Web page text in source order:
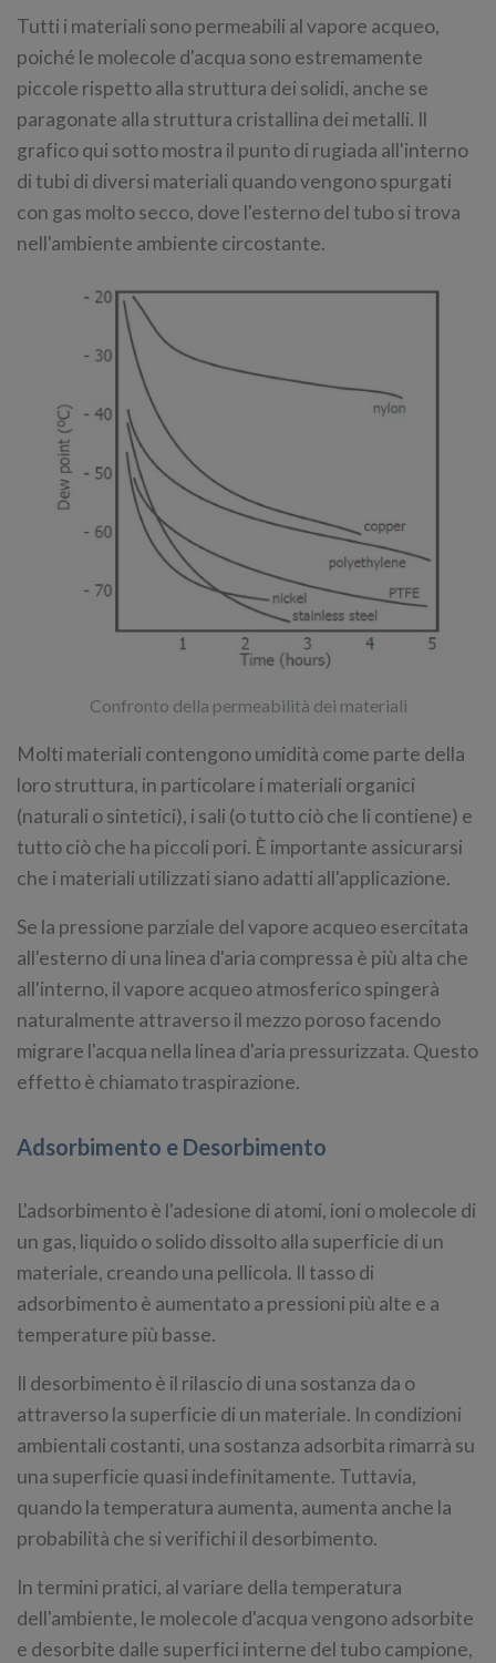
Tutti i materiali sono permeabili al vapore acqueo,
poiché le molecole d'acqua sono estremamente
piccole rispetto alla struttura dei solidi, anche se
paragonate alla struttura cristallina dei metalli. Il
grafico qui sotto mostra il punto di rugiada all'interno
di tubi di diversi materiali quando vengono spurgati
con gas molto secco, dove l'esterno del tubo si trova
nell'ambiente ambiente circostante.
Confronto della permeabilità dei materiali
Molti materiali contengono umidità come parte della
loro struttura, in particolare i materiali organici
(naturali o sintetici), i sali (o tutto ciò che li contiene) e
tutto ciò che ha piccoli pori. È importante assicurarsi
che i materiali utilizzati siano adatti all'applicazione.
Se la pressione parziale del vapore acqueo esercitata
all'esterno di una linea d'aria compressa è più alta che
all'interno, il vapore acqueo atmosferico spingerà
naturalmente attraverso il mezzo poroso facendo
migrare l'acqua nella linea d'aria pressurizzata. Questo
effetto è chiamato traspirazione.
Adsorbimento e Desorbimento
L'adsorbimento è l'adesione di atomi, ioni o molecole di
un gas, liquido o solido dissolto alla superficie di un
materiale, creando una pellicola. Il tasso di
adsorbimento è aumentato a pressioni più alte e a
temperature più basse.
Il desorbimento è il rilascio di una sostanza da o
attraverso la superficie di un materiale. In condizioni
ambientali costanti, una sostanza adsorbita rimarrà su
una superficie quasi indefinitamente. Tuttavia,
quando la temperatura aumenta, aumenta anche la
probabilità che si verifichi il desorbimento.
In termini pratici, al variare della temperatura
dell'ambiente, le molecole d'acqua vengono adsorbite
e desorbite dalle superfici interne del tubo campione,